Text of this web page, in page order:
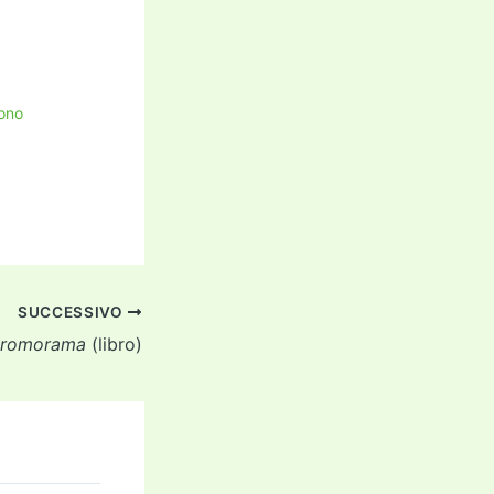
SUCCESSIVO
(libro)